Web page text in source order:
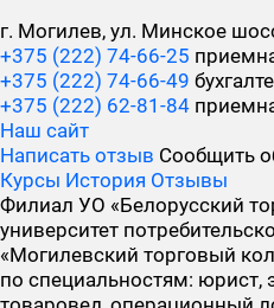
г. Могилев, ул. Минское
+375 (222) 74-66-25
+375 (222) 74-66-49
+375 (222) 62-81-84
Наш сайт
Написать отзыв Сообщить
Курсы История Отзывы
Филиал УО «Белорусский
университет
«Могилевский торговый
по специальностям: юрист,